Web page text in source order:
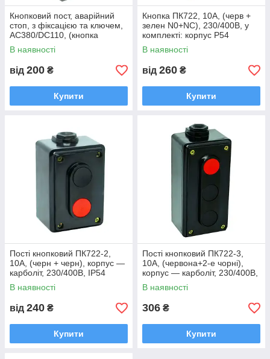
Кнопковий пост, аварійний
стоп, з фіксацією та ключем,
AC380/DC110, (кнопка
"грибок" PB2-BS142, NC),
жовтий кор
В наявності
від 200 ₴
Купити
Кнопка ПК722, 10A, (черв +
зелен N0+NC), 230/400B, у
комплекті: корпус P54
В наявності
від 260 ₴
Купити
Пості кнопковий ПК722-2,
10A, (черн + черн), корпус —
карболіт, 230/400B, IP54
В наявності
від 240 ₴
Купити
Пості кнопковий ПК722-3,
10A, (червона+2-е чорні),
корпус — карболіт, 230/400B,
IP54
В наявності
306 ₴
Купити